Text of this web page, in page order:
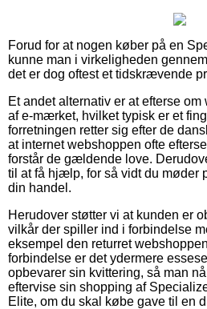
Forud for at nogen køber på en
kunne man i virkeligheden
det er dog oftest et tidskrævende
Et andet alternativ er at efterse
af e-mærket, hvilket typisk er et
forretningen retter sig efter de
at internet webshoppen ofte
forstår de gældende love.
til at få hjælp, for så vidt du møder
din handel.
Herudover støtter vi at kunden er
vilkår der spiller ind i forbindelse
eksempel den returret
forbindelse er det ydermere
opbevarer sin kvittering, så man
eftervise sin shopping af
Elite, om du skal købe gave til en